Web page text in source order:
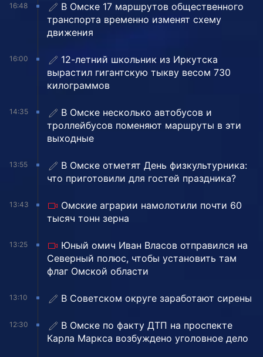
16:48
В Омске 17 маршрутов общественного
транспорта временно изменят схему
движения
16:00
12-летний школьник из Иркутска
вырастил гигантскую тыкву весом 730
килограммов
14:35
В Омске несколько автобусов и
троллейбусов поменяют маршруты в эти
выходные
13:55
В Омске отметят День физкультурника:
что приготовили для гостей праздника?
13:43
Омские аграрии намолотили почти 60
тысяч тонн зерна
13:25
Юный омич Иван Власов отправился на
Северный полюс, чтобы установить там
флаг Омской области
13:10 В Советском округе заработают сирены
12:30
В Омске по факту ДТП на проспекте
Карла Маркса возбуждено уголовное дело